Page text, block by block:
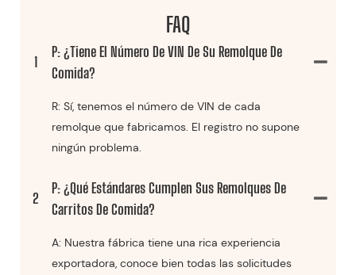
FAQ
1
P: ¿Tiene El Número De VIN De Su Remolque De
Comida?
R: Sí, tenemos el número de VIN de cada
remolque que fabricamos. El registro no supone
ningún problema.
2
P: ¿Qué Estándares Cumplen Sus Remolques De
Carritos De Comida?
A: Nuestra fábrica tiene una rica experiencia
exportadora, conoce bien todas las solicitudes